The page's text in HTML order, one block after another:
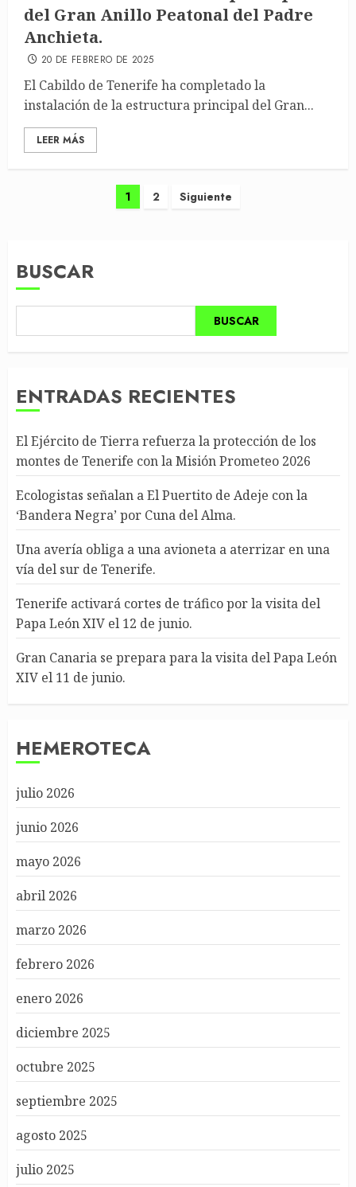
del Gran Anillo Peatonal del Padre
Anchieta.
20 DE FEBRERO DE 2025
El Cabildo de Tenerife ha completado la
instalación de la estructura principal del Gran...
LEER MÁS
1 2 Siguiente
BUSCAR
BUSCAR
ENTRADAS RECIENTES
El Ejército de Tierra refuerza la protección de los
montes de Tenerife con la Misión Prometeo 2026
Ecologistas señalan a El Puertito de Adeje con la
‘Bandera Negra’ por Cuna del Alma.
Una avería obliga a una avioneta a aterrizar en una
vía del sur de Tenerife.
Tenerife activará cortes de tráfico por la visita del
Papa León XIV el 12 de junio.
Gran Canaria se prepara para la visita del Papa León
XIV el 11 de junio.
HEMEROTECA
julio 2026
junio 2026
mayo 2026
abril 2026
marzo 2026
febrero 2026
enero 2026
diciembre 2025
octubre 2025
septiembre 2025
agosto 2025
julio 2025